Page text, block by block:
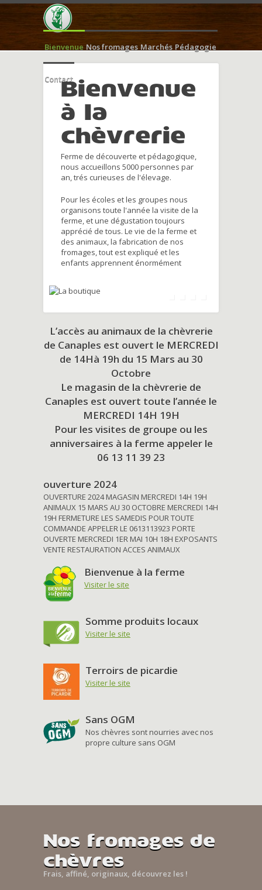
Bienvenue Nos fromages Marchés Pédagogie
ContactBienvenue
à la
chèvrerie
Ferme de découverte et pédagogique,
nous accueillons 5000 personnes par
an, trés curieuses de l'élevage.
Pour les écoles et les groupes nous
organisons toute l'année la visite de la
ferme, et une dégustation toujours
apprécié de tous. Le vie de la ferme et
des animaux, la fabrication de nos
fromages, tout est expliqué et les
enfants apprennent énormément
L’accès au animaux de la chèvrerie
de Canaples est ouvert le MERCREDI
de 14Hà 19h du 15 Mars au 30
Octobre
Le magasin de la chèvrerie de
Canaples est ouvert toute l’année le
MERCREDI 14H 19H
Pour les visites de groupe ou les
anniversaires à la ferme appeler le
06 13 11 39 23
ouverture 2024
OUVERTURE 2024 MAGASIN MERCREDI 14H 19H
ANIMAUX 15 MARS AU 30 OCTOBRE MERCREDI 14H
19H FERMETURE LES SAMEDIS POUR TOUTE
COMMANDE APPELER LE 0613113923 PORTE
OUVERTE MERCREDI 1ER MAI 10H 18H EXPOSANTS
VENTE RESTAURATION ACCES ANIMAUX
Bienvenue à la ferme
Visiter le site
Somme produits locaux
Visiter le site
Terroirs de picardie
Visiter le site
Sans OGM
Nos chèvres sont nourries avec nos
propre culture sans OGM
Nos fromages de
chèvres
Frais, affiné, originaux, découvrez les !